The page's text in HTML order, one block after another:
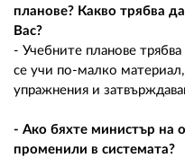
планове? Какво трябва
Вас?
- Учебните планове
се учи по-малко
упражнения и
- Ако бяхте министър на
променили в системата?